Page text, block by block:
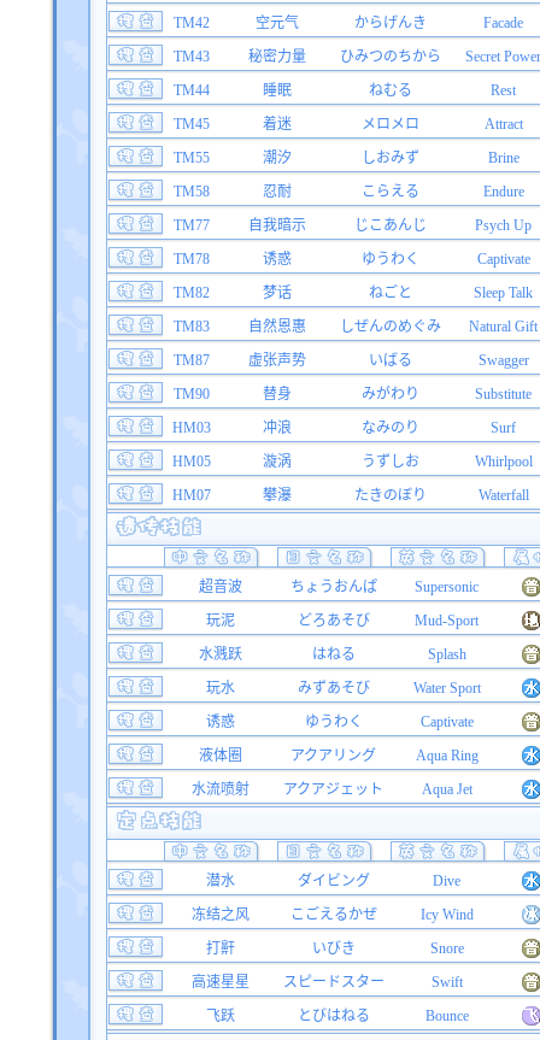
TM42
空元气 からげんき
Facade
TM43
秘密力量 ひみつのちから
Secret Power
TM44
睡眠 ねむる
Rest
TM45
着迷 メロメロ
Attract
TM55
潮汐 しおみず
Brine
TM58
忍耐 こらえる
Endure
TM77
自我暗示 じこあんじ
Psych Up
TM78
诱惑 ゆうわく
Captivate
TM82
梦话 ねごと
Sleep Talk
TM83
自然恩惠 しぜんのめぐみ
Natural Gift
TM87
虚张声势 いばる
Swagger
TM90
替身 みがわり
Substitute
HM03
冲浪 なみのり
Surf
HM05
漩涡 うずしお
Whirlpool
HM07
攀瀑 たきのぼり Waterfall
超音波 ちょうおんぱ
Supersonic
玩泥
どろあそび
Mud-Sport
水溅跃
はねる
Splash
玩水
みずあそび
Water Sport
诱惑
ゆうわく
Captivate
液体圈
アクアリング
Aqua Ring
水流喷射
アクアジェット Aqua Jet
潜水 ダイビング
Dive
冻结之风
こごえるかぜ
Icy Wind
打鼾
いびき
Snore
高速星星
スピードスター
Swift
飞跃
とびはねる Bounce